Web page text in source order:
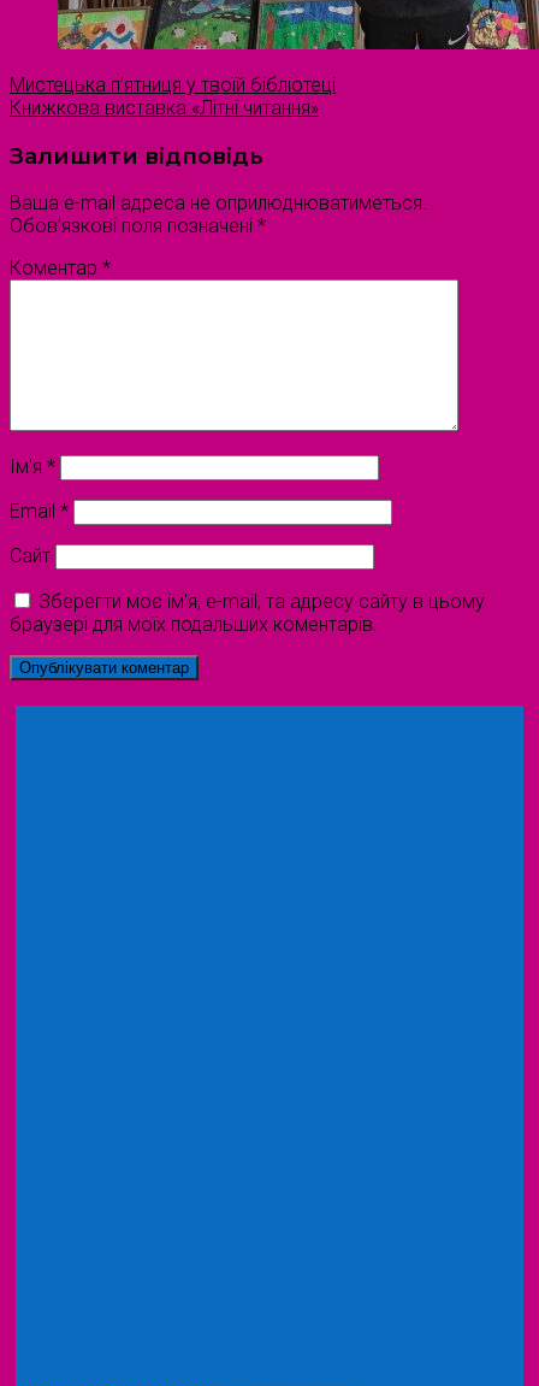
Мистецька п’ятниця у твоїй бібліотеці
Книжкова виставка «Літні читання»
Залишити відповідь
Ваша e-mail адреса не оприлюднюватиметься.
Обов’язкові поля позначені *
Коментар *
Ім'я *
Email *
Сайт
Зберегти моє ім'я, e-mail, та адресу сайту в цьому
браузері для моїх подальших коментарів.